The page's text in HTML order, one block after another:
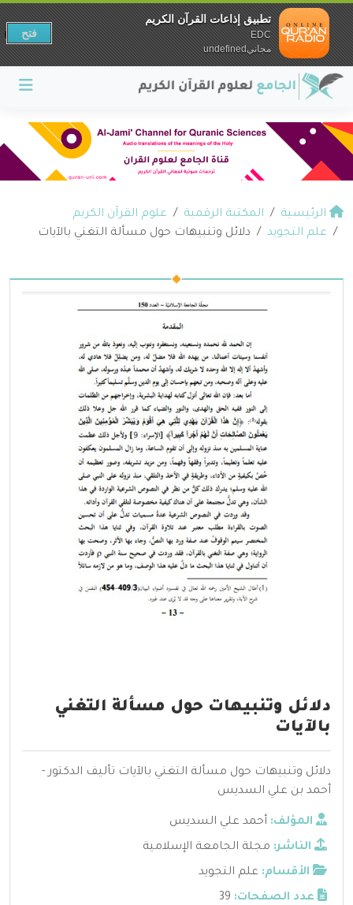
الرئيسية المكتبة الرقمية
علوم القرآن الكريم
علم التجويد
دلائل وتنبيهات حول مسألة التغني بالآيات
دلائل وتنبيهات حول مسألة التغني
بالآيات
دلائل وتنبيهات حول مسألة التغني بالآيات تأليف الدكتور -
أحمد بن علي السديس
المؤلف: أحمد علي السديس
الناشر: مجلة الجامعة الإسلامية
الأقسام: علم التجويد
عدد الصفحات: 39
تطبيق إذاعات القرآن الكريم
EDC
مجانيundefined
فتح